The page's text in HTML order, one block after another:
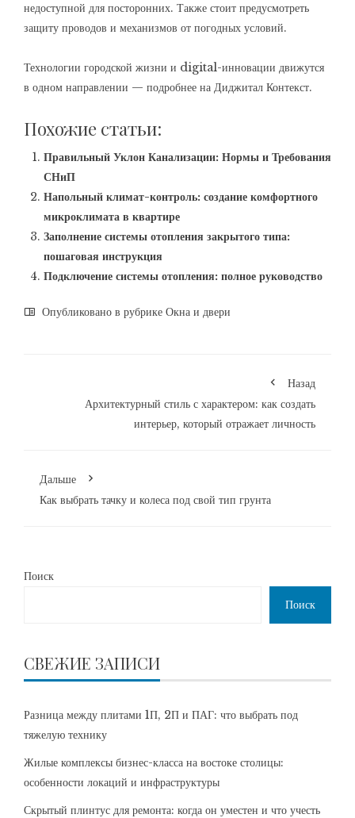
недоступной для посторонних. Также стоит предусмотреть
защиту проводов и механизмов от погодных условий.
Технологии городской жизни и digital-инновации движутся
в одном направлении — подробнее на Диджитал Контекст.
Похожие статьи:
Правильный Уклон Канализации: Нормы и Требования
СНиП
Напольный климат-контроль: создание комфортного
микроклимата в квартире
Заполнение системы отопления закрытого типа:
пошаговая инструкция
Подключение системы отопления: полное руководство
Опубликовано в рубрике Окна и двери
Назад
Архитектурный стиль с характером: как создать
интерьер, который отражает личность
Дальше
Как выбрать тачку и колеса под свой тип грунта
Поиск
Поиск
СВЕЖИЕ ЗАПИСИ
Разница между плитами 1П, 2П и ПАГ: что выбрать под
тяжелую технику
Жилые комплексы бизнес-класса на востоке столицы:
особенности локаций и инфраструктуры
Скрытый плинтус для ремонта: когда он уместен и что учесть